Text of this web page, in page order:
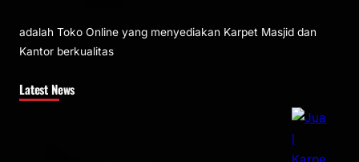
adalah Toko Online yang menyediakan Karpet Masjid dan
Kantor berkualitas
Latest News